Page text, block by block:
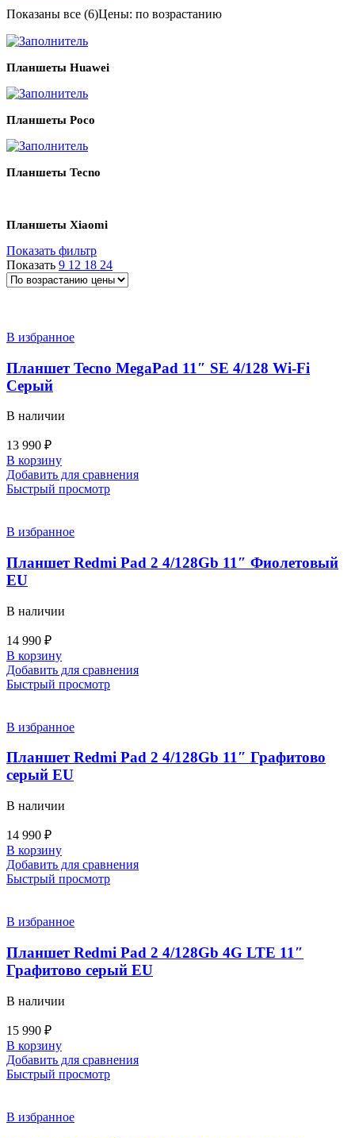
Показаны все (6)Цены: по возрастанию
Планшеты Huawei
Планшеты Poco
Планшеты Tecno
Планшеты Xiaomi
Показать фильтр
Показать 9 12 18 24
В избранное
Планшет Tecno MegaPad 11″ SE 4/128 Wi-Fi
Серый
В наличии
13 990 ₽
В корзину
Добавить для сравнения
Быстрый просмотр
В избранное
Планшет Redmi Pad 2 4/128Gb 11″ Фиолетовый
EU
В наличии
14 990 ₽
В корзину
Добавить для сравнения
Быстрый просмотр
В избранное
Планшет Redmi Pad 2 4/128Gb 11″ Графитово
серый EU
В наличии
14 990 ₽
В корзину
Добавить для сравнения
Быстрый просмотр
В избранное
Планшет Redmi Pad 2 4/128Gb 4G LTE 11″
Графитово серый EU
В наличии
15 990 ₽
В корзину
Добавить для сравнения
Быстрый просмотр
В избранное